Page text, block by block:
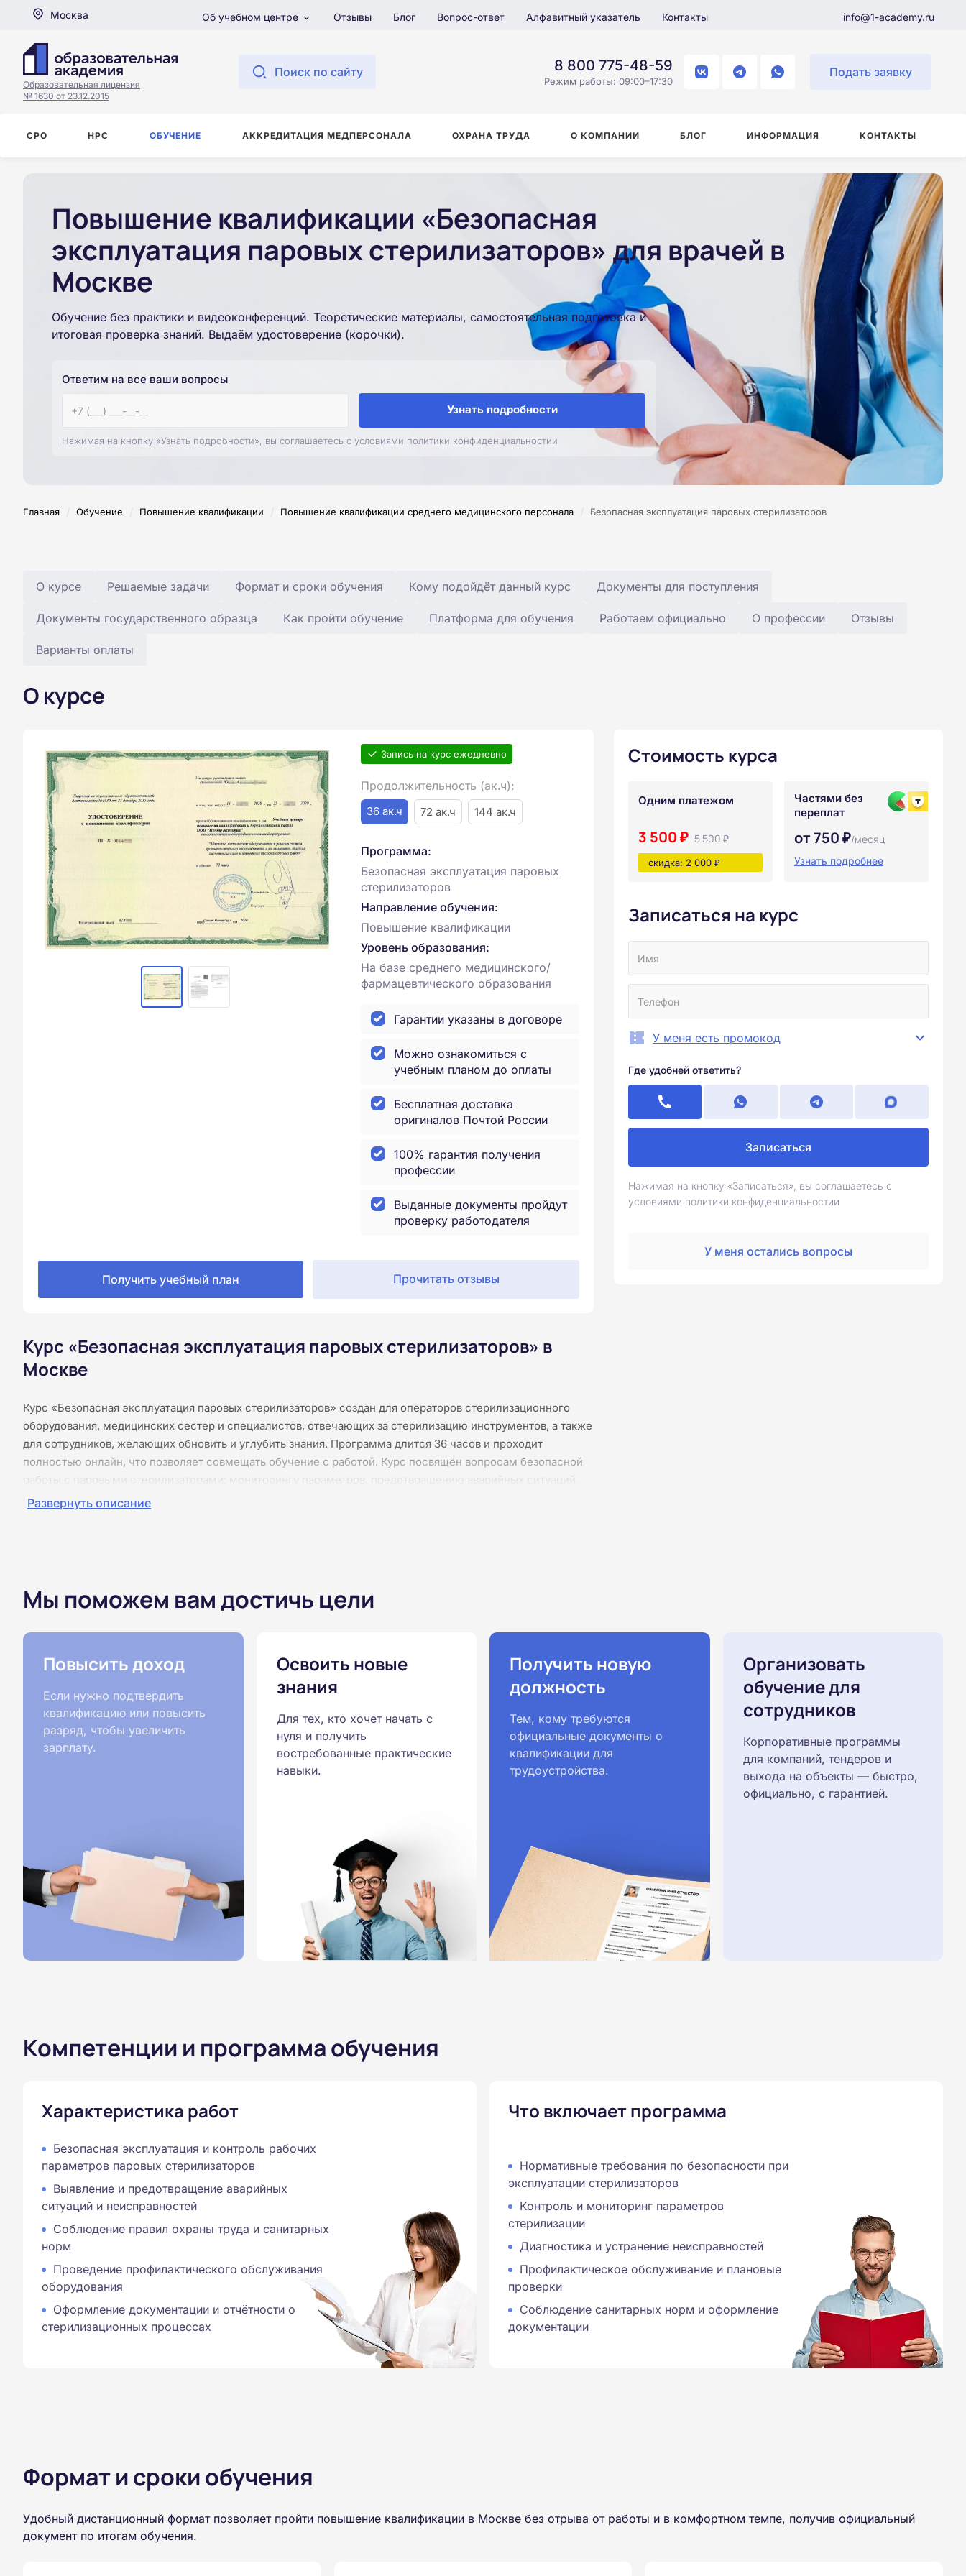
Москва Об учебном центре Отзывы Блог Вопрос-ответ Алфавитный указатель Контакты info@1-academy.ru
Образовательная лицензия
№ 1630 от 23.12.2015
Поиск по сайту 8 800 775-48-59
Режим работы: 09:00–17:30
Подать заявку
СРО НРС ОБУЧЕНИЕ АККРЕДИТАЦИЯ МЕДПЕРСОНАЛА ОХРАНА ТРУДА О КОМПАНИИ БЛОГ ИНФОРМАЦИЯ КОНТАКТЫ
Повышение квалификации «Безопасная
эксплуатация паровых стерилизаторов» для врачей в
Москве
Обучение без практики и видеоконференций. Теоретические материалы, самостоятельная подготовка и
итоговая проверка знаний. Выдаём удостоверение (корочки).
Ответим на все ваши вопросы
Узнать подробности
Нажимая на кнопку «Узнать подробности», вы соглашаетесь с условиями политики конфиденциальностии
Главная / Обучение / Повышение квалификации / Повышение квалификации среднего медицинского персонала / Безопасная эксплуатация паровых стерилизаторов
О курсе Решаемые задачи Формат и сроки обучения Кому подойдёт данный курс Документы для поступления
Документы государственного образца Как пройти обучение Платформа для обучения Работаем официально О профессии Отзывы
Варианты оплаты
О курсе
Запись на курс ежедневно
Продолжительность (ак.ч):
36 ак.ч 72 ак.ч 144 ак.ч
Программа:
Безопасная эксплуатация паровых
стерилизаторов
Направление обучения:
Повышение квалификации
Уровень образования:
На базе среднего медицинского/
фармацевтического образования
Гарантии указаны в договоре
Можно ознакомиться с
учебным планом до оплаты
Бесплатная доставка
оригиналов Почтой России
100% гарантия получения
профессии
Выданные документы пройдут
проверку работодателя
Получить учебный план Прочитать отзывы
Курс «Безопасная эксплуатация паровых стерилизаторов» в
Москве
Курс «Безопасная эксплуатация паровых стерилизаторов» создан для операторов стерилизационного
оборудования, медицинских сестер и специалистов, отвечающих за стерилизацию инструментов, а также
для сотрудников, желающих обновить и углубить знания. Программа длится 36 часов и проходит
полностью онлайн, что позволяет совмещать обучение с работой. Курс посвящён вопросам безопасной
работы с паровыми стерилизаторами: мониторингу параметров, предотвращению аварийных ситуаций,
соблюдению требований охраны труда и санитарных правил. Слушатели освоят методы оценки
Развернуть описание
Стоимость курса
Одним платежом
3 500 ₽ 5 500 ₽
скидка: 2 000 ₽
Частями без
переплат
от 750 ₽/месяц
Узнать подробнее
Записаться на курс
У меня есть промокод
Где удобней ответить?
Записаться
Нажимая на кнопку «Записаться», вы соглашаетесь с
условиями политики конфиденциальностии
У меня остались вопросы
Мы поможем вам достичь цели
Повысить доход
Если нужно подтвердить
квалификацию или повысить
разряд, чтобы увеличить
зарплату.
Освоить новые
знания
Для тех, кто хочет начать с
нуля и получить
востребованные практические
навыки.
Получить новую
должность
Тем, кому требуются
официальные документы о
квалификации для
трудоустройства.
Организовать
обучение для
сотрудников
Корпоративные программы
для компаний, тендеров и
выхода на объекты — быстро,
официально, с гарантией.
Компетенции и программа обучения
Характеристика работ
Безопасная эксплуатация и контроль рабочих
параметров паровых стерилизаторов
Выявление и предотвращение аварийных
ситуаций и неисправностей
Соблюдение правил охраны труда и санитарных
норм
Проведение профилактического обслуживания
оборудования
Оформление документации и отчётности о
стерилизационных процессах
Что включает программа
Нормативные требования по безопасности при
эксплуатации стерилизаторов
Контроль и мониторинг параметров
стерилизации
Диагностика и устранение неисправностей
Профилактическое обслуживание и плановые
проверки
Соблюдение санитарных норм и оформление
документации
Формат и сроки обучения
Удобный дистанционный формат позволяет пройти повышение квалификации в Москве без отрыва от работы и в комфортном темпе, получив официальный
документ по итогам обучения.